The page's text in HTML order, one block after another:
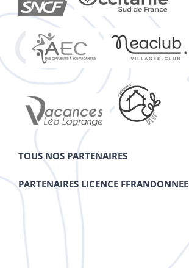
TOUS NOS PARTENAIRES
PARTENAIRES LICENCE FFRANDONNEE